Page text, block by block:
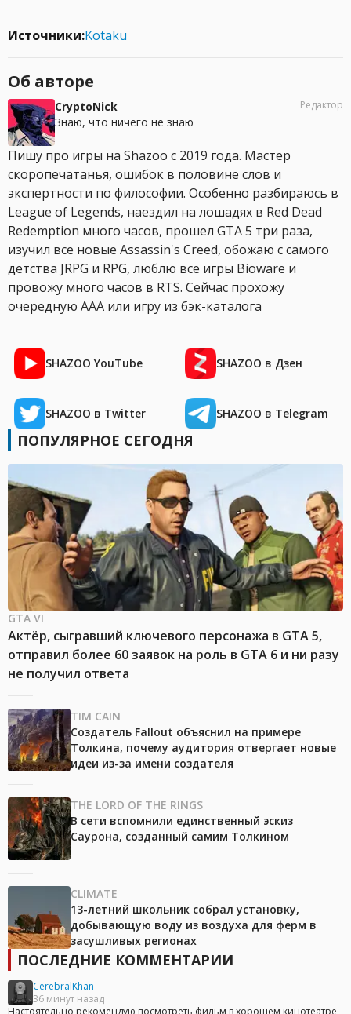
Источники:Kotaku
Об авторе
CryptoNick
Знаю, что ничего не знаю
Редактор
Пишу про игры на Shazoo с 2019 года. Мастер
скоропечатанья, ошибок в половине слов и
экспертности по философии. Особенно разбираюсь в
League of Legends, наездил на лошадях в Red Dead
Redemption много часов, прошел GTA 5 три раза,
изучил все новые Assassin's Creed, обожаю с самого
детства JRPG и RPG, люблю все игры Bioware и
провожу много часов в RTS. Сейчас прохожу
очередную AAA или игру из бэк-каталога
SHAZOO YouTube SHAZOO в Дзен
SHAZOO в Twitter SHAZOO в Telegram
ПОПУЛЯРНОЕ СЕГОДНЯ
GTA VI
Актёр, сыгравший ключевого персонажа в GTA 5,
отправил более 60 заявок на роль в GTA 6 и ни разу
не получил ответа
TIM CAIN
Создатель Fallout объяснил на примере
Толкина, почему аудитория отвергает новые
идеи из-за имени создателя
THE LORD OF THE RINGS
В сети вспомнили единственный эскиз
Саурона, созданный самим Толкином
CLIMATE
13-летний школьник собрал установку,
добывающую воду из воздуха для ферм в
засушливых регионах
ПОСЛЕДНИЕ КОММЕНТАРИИ
CerebralKhan
36 минут назад